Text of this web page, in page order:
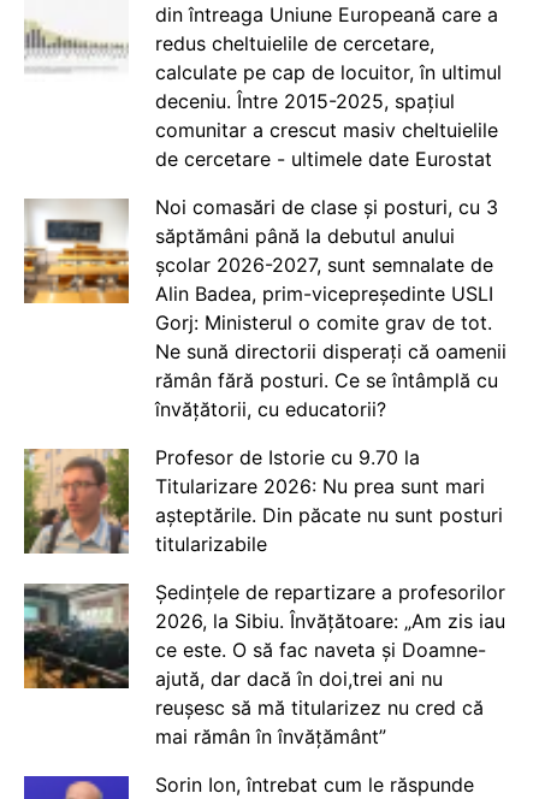
din întreaga Uniune Europeană care a
redus cheltuielile de cercetare,
calculate pe cap de locuitor, în ultimul
deceniu. Între 2015-2025, spațiul
comunitar a crescut masiv cheltuielile
de cercetare - ultimele date Eurostat
Noi comasări de clase și posturi, cu 3
săptămâni până la debutul anului
școlar 2026-2027, sunt semnalate de
Alin Badea, prim-vicepreședinte USLI
Gorj: Ministerul o comite grav de tot.
Ne sună directorii disperați că oamenii
rămân fără posturi. Ce se întâmplă cu
învățătorii, cu educatorii?
Profesor de Istorie cu 9.70 la
Titularizare 2026: Nu prea sunt mari
așteptările. Din păcate nu sunt posturi
titularizabile
Ședințele de repartizare a profesorilor
2026, la Sibiu. Învățătoare: „Am zis iau
ce este. O să fac naveta și Doamne-
ajută, dar dacă în doi,trei ani nu
reușesc să mă titularizez nu cred că
mai rămân în învățământ”
Sorin Ion, întrebat cum le răspunde